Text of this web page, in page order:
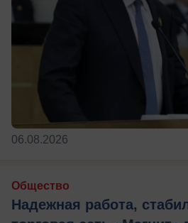
06.08.2026
Общество
Надежная работа,